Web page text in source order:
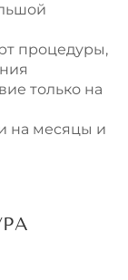
процедуры,
только на
на месяцы и